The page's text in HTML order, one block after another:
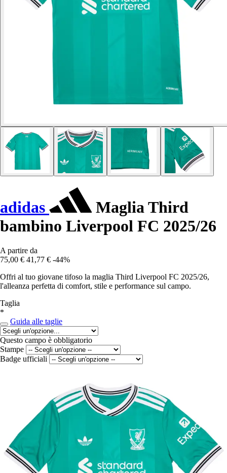
adidas
Maglia Third
bambino Liverpool FC 2025/26
A partire da
75,00 € 41,77 € -44%
Offri al tuo giovane tifoso la maglia Third Liverpool FC 2025/26,
l'alleanza perfetta di comfort, stile e performance sul campo.
Taglia
*
Guida alle taglie
Questo campo è obbligatorio
Stampe
Badge ufficiali